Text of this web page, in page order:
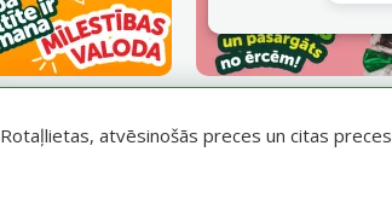
Rotaļlietas, atvēsinošās preces un citas